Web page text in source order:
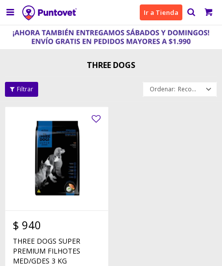
 Ir a Tienda
THREE DOGS
Recomendados
$ 940
THREE DOGS SUPER
PREMIUM FILHOTES
MED/GDES 3 KG